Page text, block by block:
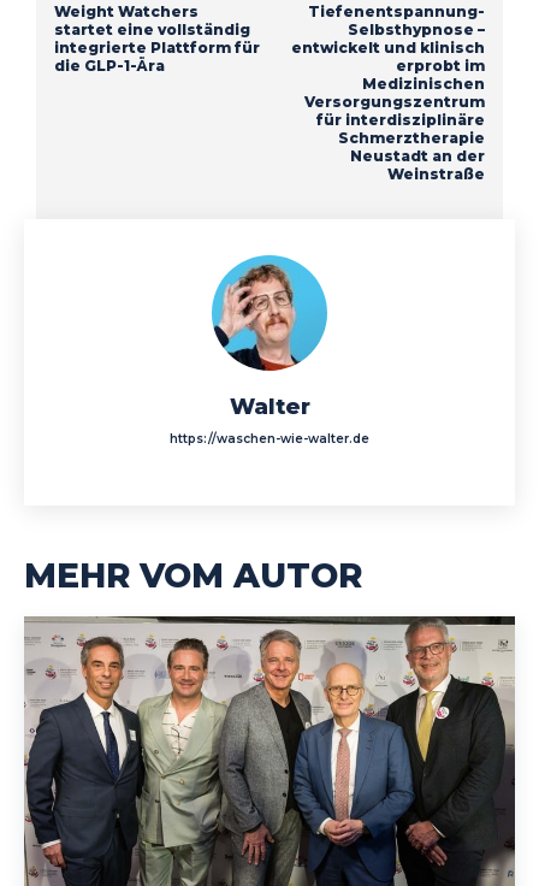
Weight Watchers
startet eine vollständig
integrierte Plattform für
die GLP-1-Ära
Tiefenentspannung-
Selbsthypnose –
entwickelt und klinisch
erprobt im
Medizinischen
Versorgungszentrum
für interdisziplinäre
Schmerztherapie
Neustadt an der
Weinstraße
Walter
https://waschen-wie-walter.de
MEHR VOM AUTOR